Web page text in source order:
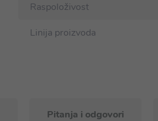
Raspoloživost
Linija proizvoda
Pitanja i odgovori